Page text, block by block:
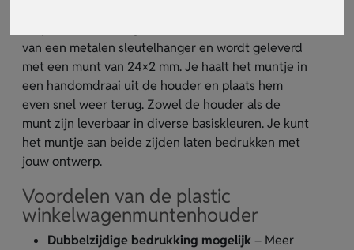
van een metalen sleutelhanger en wordt geleverd
met een munt van 24×2 mm. Je haalt het muntje in
een handomdraai uit de houder en plaats hem
even snel weer terug. Zowel de houder als de
munt zijn leverbaar in diverse basiskleuren. Je kunt
het muntje aan beide zijden laten bedrukken met
jouw ontwerp.
Voordelen van de plastic
winkelwagenmuntenhouder
Dubbelzijdige bedrukking mogelijk– Meer